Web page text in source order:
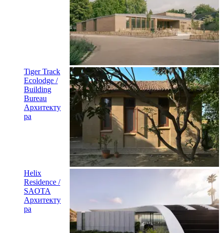
Tiger Track
Ecolodge /
Building
Bureau
Архитекту
ра
Helix
Residence /
SAOTA
Архитекту
ра